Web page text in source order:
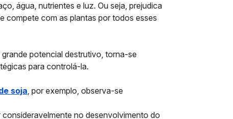
água, nutrientes e luz. Ou seja, prejudica
compete com as plantas por todos esses
potencial destrutivo, torna-se
para controlá-la.
soja, por exemplo, observa-se
no desenvolvimento do